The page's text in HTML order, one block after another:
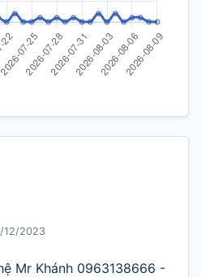
12/2023
Mr Khánh 0963138666 -